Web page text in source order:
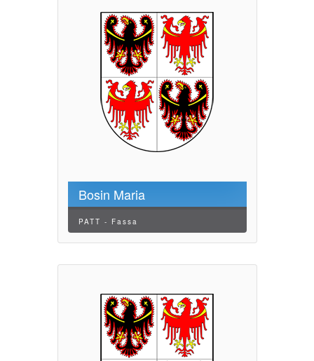
Bosin Maria
PATT - Fassa